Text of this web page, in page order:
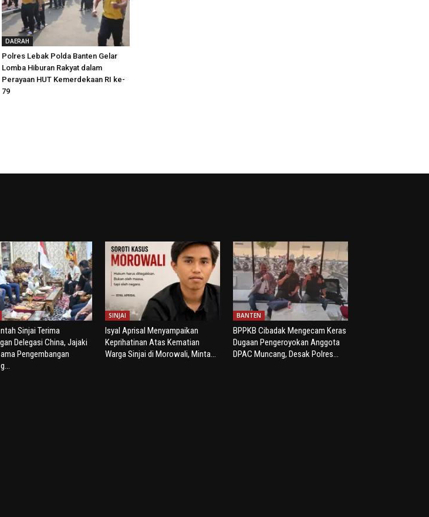
DAERAH
Polres Lebak Polda Banten Gelar
Lomba Hiburan Rakyat dalam
Perayaan HUT Kemerdekaan RI ke-
79
Sinjai Terima
Delegasi China, Jajaki
Pengembangan
SINJAI
Isyal Aprisal Menyampaikan
Keprihatinan Atas Kematian
Warga Sinjai di Morowali, Minta...
BANTEN
BPPKB Cibadak Mengecam Keras
Dugaan Pengeroyokan Anggota
DPAC Muncang, Desak Polres...